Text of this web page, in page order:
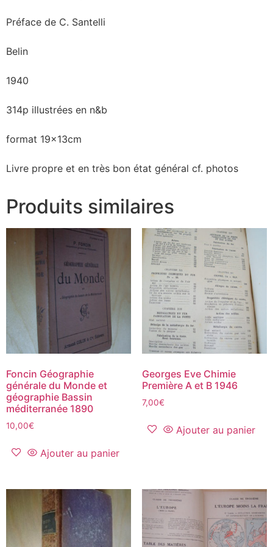
Préface de C. Santelli
Belin
1940
314p illustrées en n&b
format 19x13cm
Livre propre et en très bon état général cf. photos
Produits similaires
Foncin Géographie
générale du Monde et
géographie Bassin
méditerranée 1890
10,00€
Ajouter au panier
Georges Eve Chimie
Première A et B 1946
7,00€
Ajouter au panier